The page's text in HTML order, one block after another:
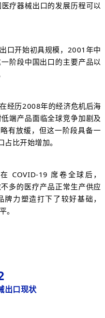
疗器械出口的发展历程可以
口开始初具规模，2001年中
阶段中国出口的主要产品以
经历2008年的经济危机后海
端产品面临全球竞争加剧及
有放缓，但这一阶段具备一
比开始增加。
COVID-19 席卷全球后，
多的医疗产品正常生产供应
力塑造打下了较好基础，
。
出口现状